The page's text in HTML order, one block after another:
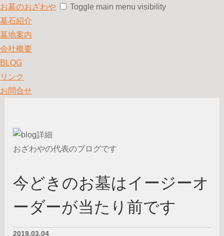
お墓のおざわや
Toggle main menu visibility
墓石紹介
墓地案内
会社概要
BLOG
リンク
お問合せ
おざわやの代表のブログです
今どきのお墓はイージーオ
ーダーが当たり前です
2019.03.04